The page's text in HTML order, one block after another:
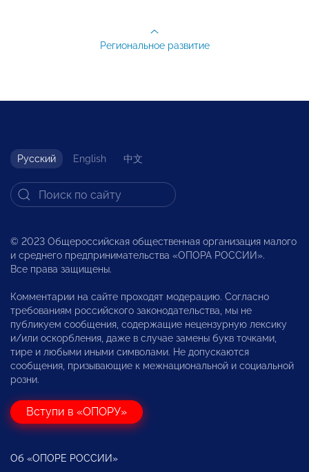
Региональное развитие
Русский English 中文
© 2023 Общероссийская общественная организация малого
и среднего предпринимательства «ОПОРА РОССИИ».
Все права защищены.
Комментарии на сайте проходят модерацию. Согласно
требованиям российского законодательства, мы не
публикуем сообщения, содержащие нецензурную лексику
и/или оскорбления, даже в случае замены букв точками,
тире и любыми иными символами. Не допускаются
сообщения, призывающие к межнациональной и социальной
розни.
Вступи в «ОПОРУ»
Об «ОПОРЕ РОССИИ»